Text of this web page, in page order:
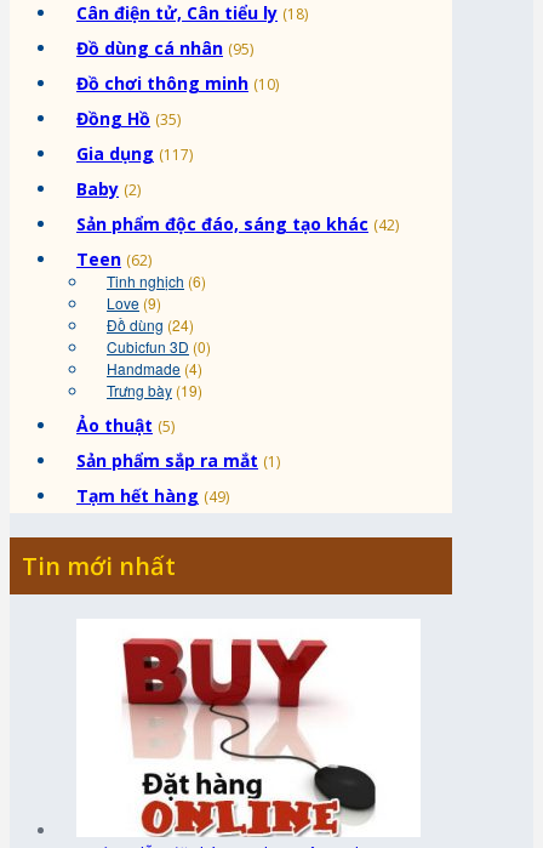
Cân điện tử, Cân tiểu ly (18)
Đồ dùng cá nhân (95)
Đồ chơi thông minh (10)
Đồng Hồ (35)
Gia dụng (117)
Baby (2)
Sản phẩm độc đáo, sáng tạo khác (42)
Teen (62)
Tinh nghịch (6)
Love (9)
Đồ dùng (24)
Cubicfun 3D (0)
Handmade (4)
Trưng bày (19)
Ảo thuật (5)
Sản phẩm sắp ra mắt (1)
Tạm hết hàng (49)
Tin mới nhất